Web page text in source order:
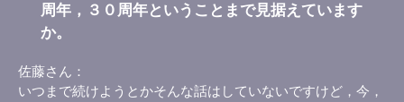
周年，３０周年ということまで見据えています
か。
佐藤さん
いつまで続けようとかそんな話はしていないですけど，今，